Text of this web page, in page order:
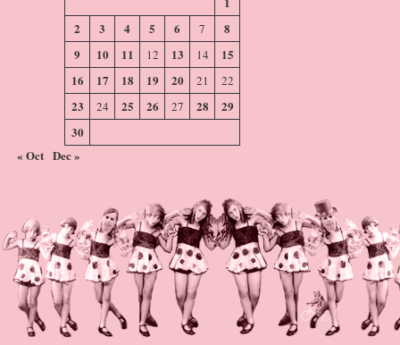
2
3 4 5 6 7
8
9
10 11 12 13 14
15
16
17 18 19 20 21 22
23 24 25 26 27 28
29
30
« Oct Dec »